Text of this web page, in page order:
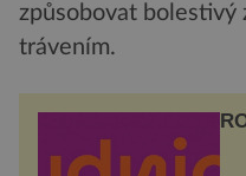
způsobovat bolestivý
trávením.